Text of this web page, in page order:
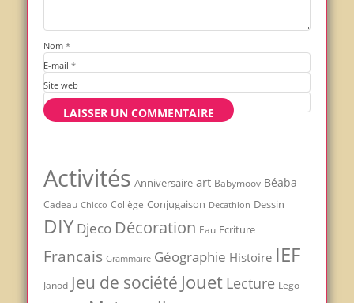
Nom *
E-mail *
Site web
Activités Anniversaire art Babymoov Béaba
Cadeau Chicco Collège Conjugaison Decathlon Dessin
DIY Djeco Décoration Eau Ecriture
Francais Grammaire Géographie Histoire IEF
Janod Jeu de société Jouet Lecture Lego